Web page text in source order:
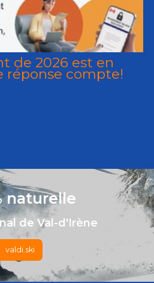
de 2026 est en
réponse compte!
naturelle
de Val-d'Irène
valdi.ski